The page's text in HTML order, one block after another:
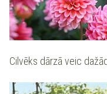
Cilvēks dārzā veic